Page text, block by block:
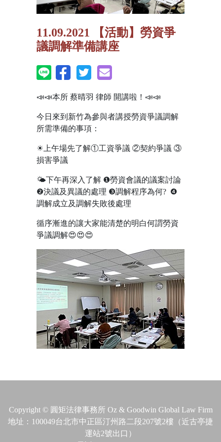
11.09.2021 【活動】勞資爭
議調解準備講座
📣📣本所 蔡晴羽 律師 開講啦！📣📣
今日來到新竹為參與者講授勞資爭議調解
所需準備的事項：
☀上午場先了解①工資爭議 ②契約爭議 ③
損害爭議
🌤下午再深入了解 ❶勞資會議的議案討論
❷決議及異議的處理 ❸調解程序為何? ❹
調解成立及調解失敗後處理
循序漸進的讓大家能清楚的明白何謂勞資
爭議調解😍😍😍
Copyright © 圓矩法律事務所 Oz & Goodwin Global Law Firm
地址：100049台北市中正區汀州路二段207號2樓（近古亭捷
運站2號出口）